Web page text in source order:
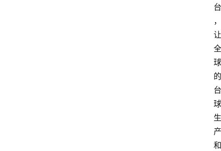
台
，
让
全
球
的
台
球
生
产
和